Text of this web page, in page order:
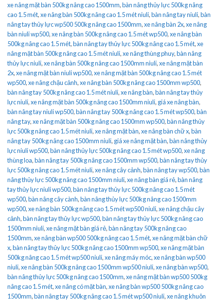
xe nâng mặt bàn 500kg nâng cao 1500mm,bàn nâng thủy lực 500kg nâng
cao 1.5 mét,xe nâng bàn 500kg nâng cao 1.5 mét niuli,bàn nâng tay niuli,bàn
nâng tay thủy lực wp500 500kg nâng cao 1500mm,xe nâng bàn 2x,xe nâng
bàn niuli wp500,xe nâng bàn 500kg nâng cao 1.5 mét wp500,xe nâng bàn
500kg nâng cao 1.5 mét,bàn nâng tay thủy lực 500kg nâng cao 1.5 mét,xe
nâng mặt bàn 500kg nâng cao 1.5 mét niuli,xe nâng thùng phuy,bàn nâng
thủy lực niuli,xe nâng bàn 500kg nâng cao 1500mm niuli,xe nâng mặt bàn
2x,xe nâng mặt bàn niuli wp500,xe nâng mặt bàn 500kg nâng cao 1.5 mét
wp500,xe nâng chậu cảnh,xe nâng bàn 500kg nâng cao 1500mm wp500,
bàn nâng tay 500kg nâng cao 1.5 mét niuli,xe nâng bàn,bàn nâng tay thủy
lực niuli,xe nâng mặt bàn 500kg nâng cao 1500mm niuli, giá xe nâng bàn,
bàn nâng tay niuli wp500,bàn nâng tay 500kg nâng cao 1.5 mét wp500,bàn
nâng tay,xe nâng mặt bàn 500kg nâng cao 1500mm wp500,bàn nâng thủy
lực 500kg nâng cao 1.5 mét niuli,xe nâng mặt bàn,xe nâng bàn chữ x,bàn
nâng tay 500kg nâng cao 1500mm niuli, giá xe nâng mặt bàn,bàn nâng thủy
lực niuli wp500,bàn nâng thủy lực 500kg nâng cao 1.5 mét wp500,xe nâng
thùng loa,bàn nâng tay 500kg nâng cao 1500mm wp500,bàn nâng tay thủy
lực 500kg nâng cao 1.5 mét niuli,xe nâng cây cảnh,bàn nâng tay wp500,bàn
nâng thủy lực 500kg nâng cao 1500mm niuli,xe nâng bàn giá rẻ,bàn nâng
tay thủy lực niuli wp500,bàn nâng tay thủy lực 500kg nâng cao 1.5 mét
wp500,bàn nâng cây cành,bàn nâng thủy lực 500kg nâng cao 1500mm
wp500,xe nâng bàn 500kg nâng cao 1.5 mét wp500 niuli,xe nâng chậu cây
cảnh,bàn nâng tay thủy lực wp500,bàn nâng tay thủy lực 500kg nâng cao
1500mm niuli,xe nâng mặt bàn giá rẻ,bàn nâng tay 500kg nâng cao
1500mm,xe nâng bàn wp500 500kg nâng cao 1.5 mét,xe nâng mặt bàn chữ
x,bàn nâng tay thủy lực 500kg nâng cao 1500mm wp500,xe nâng mặt bàn
500kg nâng cao 1.5 mét wp500 niuli,xe nâng máy móc,xe nâng bàn wp500
niuli,xe nâng bàn 500kg nâng cao 1500mm wp500 niuli,xe nâng bàn wp500,
bàn nâng thủy lực 500kg nâng cao 1500mm,xe nâng mặt bàn wp500 500kg
nâng cao 1.5 mét,xe nâng có mặt bàn,xe nâng bàn wp500 500kg nâng cao
1500mm,bàn nâng tay 500kg nâng cao 1.5 mét wp500 niuli,xe nâng khuôn